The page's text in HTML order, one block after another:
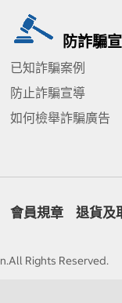
防詐騙
已知詐騙案例
防止詐騙宣導
如何檢舉詐騙廣告
會員規章 退貨及
Rights Reserved.